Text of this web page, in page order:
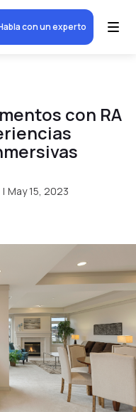
con un experto
con RA
| May 15, 2023